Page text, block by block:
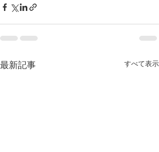
最新記事 すべて表示